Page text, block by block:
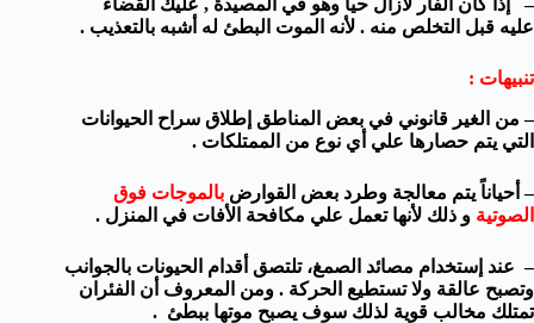
عليه قبل التخلص منه . لأنه الموت البطئ له أشبه بالتعذيب .
تنبيهات :
– من الغير قانوني في بعض المناطق إطلاق سراح الحيوانات
التي يتم حصارها علي أي نوع من الممتلكات .
– أحياناً يتم معالجة وطرد بعض القوارض بالموجات فوق
الصوتية و ذلك لأنها تعمل علي مكافحة الأفات في المنزل .
– عند إستخدام مصائد الصمغ، تلتصق أقدام الحيونات بالجوانب
وتصبح عالقة ولا تستطيع الحركة . ومن المعروف أن الفئران
تمتلك مخالب قوية لذلك سوف يصبح موتها ببطئ .